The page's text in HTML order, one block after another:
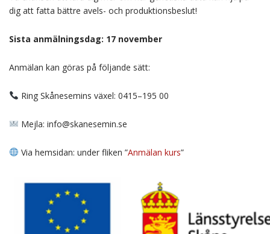
dig att fatta bättre avels- och produktionsbeslut!
Sista anmälningsdag: 17 november
Anmälan kan göras på följande sätt:
Ring Skånesemins växel: 0415–195 00
Mejla: info@skanesemin.se
Via hemsidan: under fliken ”Anmälan kurs”